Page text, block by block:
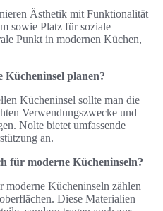
Ästhetik mit Funktionalität
sowie Platz für soziale
Punkt in modernen Küchen,
Kücheninsel planen?
Kücheninsel sollte man die
Verwendungszwecke und
Nolte bietet umfassende
an.
für moderne Kücheninseln?
moderne Kücheninseln zählen
Diese Materialien